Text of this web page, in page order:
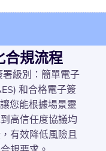
合規流程
級別：簡單電子
和合格電子簽
您能根據場景靈
高信任度協議均
有效降低風險且